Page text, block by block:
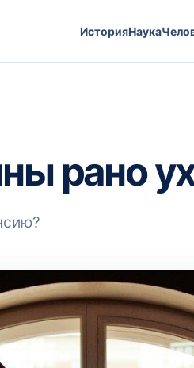
ИсторияНаука
рано